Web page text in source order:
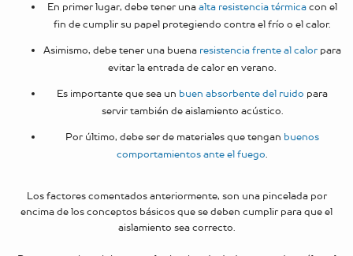
En primer lugar, debe tener unaalta resistencia térmicacon el
fin de cumplir su papel protegiendo contra el frío o el calor.
Asimismo, debe tener una buena resistencia frente al calor para
evitar la entrada de calor en verano.
Es importante que sea un buen absorbente del ruido para
servir también de aislamiento acústico.
Por último, debe ser de materiales que tengan buenos
comportamientos ante el fuego.
Los factores comentados anteriormente, son una pincelada por
encima de los conceptos básicos que se deben cumplir para que el
aislamiento sea correcto.